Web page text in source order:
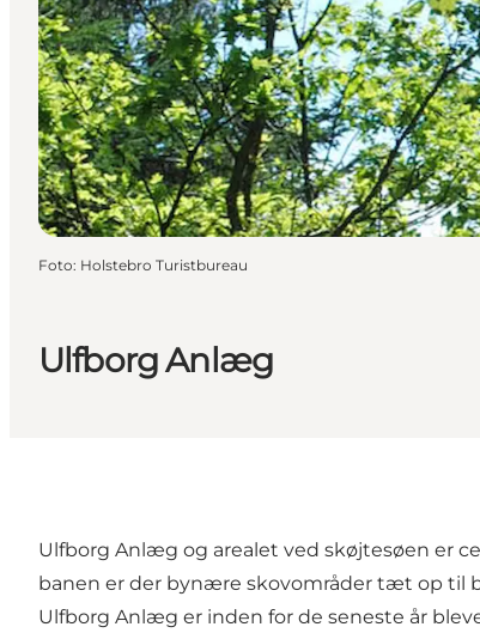
Ulfborg Anlæg
Foto: Holstebro Turistbureau
Ulfborg Anlæg og arealet ved skøjtesøen er
banen er der bynære skovområder tæt op til
Ulfborg Anlæg er inden for de seneste år